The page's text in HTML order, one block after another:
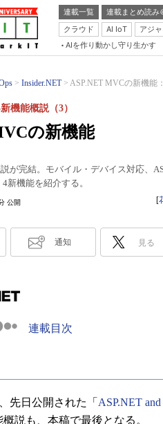
連載一覧 連載まとめ読み
クラウド
AI IoT アジ
AIを作り動かし守り生かす
Insider.NET ASP.NET MVCの新機能
の新機能
機能概説（3）
が完結。モバイル・デバイス対応、
新機能を紹介する。
公開 [
通知 見る
連載目次
先日公開された「 ASP.NET
説も、本稿で最後となる。